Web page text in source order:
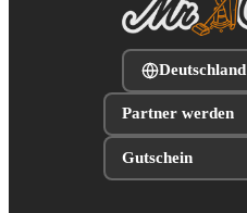
Deutschland
Partner werden
Gutschein